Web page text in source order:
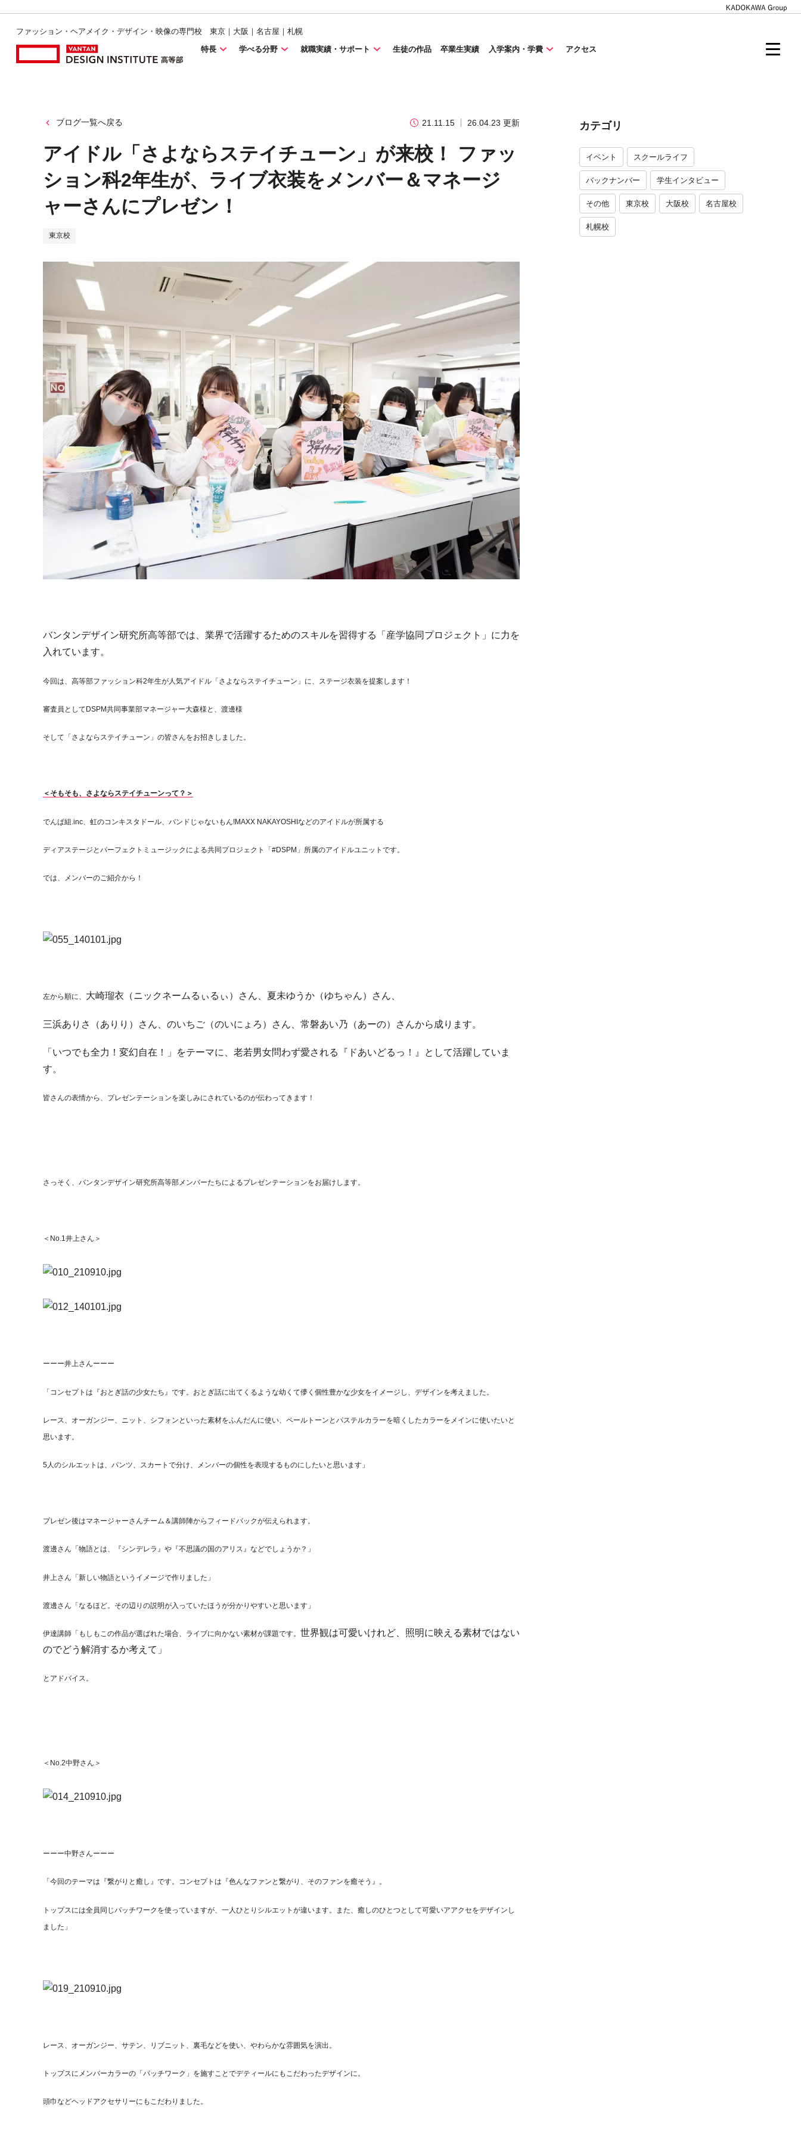
ファッション・ヘアメイク・デザイン・映像の専門校 東京｜大阪｜名古屋｜札幌
特長
学べる分野 就職実績・サポート 生徒の作品 卒業生実績 入学案内・学費 アクセス
ブログ一覧へ戻る 21.11.15 26.04.23 更新
アイドル「さよならステイチューン」が来校！ ファッ
ション科2年生が、ライブ衣装をメンバー＆マネージ
ャーさんにプレゼン！
東京校
バンタンデザイン研究所高等部では、業界で活躍するためのスキルを習得する「産学協同プロジェクト」に力を
入れています。
今回は、高等部ファッション科2年生が人気アイドル「さよならステイチューン」に、ステージ衣装を提案します！
審査員としてDSPM共同事業部マネージャー大森様と、渡邊様
そして「さよならステイチューン」の皆さんをお招きしました。
＜そもそも、さよならステイチューンって？＞
でんぱ組.inc、虹のコンキスタドール、バンドじゃないもん!MAXX NAKAYOSHIなどのアイドルが所属する
ディアステージとパーフェクトミュージックによる共同プロジェクト「#DSPM」所属のアイドルユニットです。
では、メンバーのご紹介から！
左から順に、 大崎瑠衣（ニックネームるぃるぃ）さん、夏未ゆうか（ゆちゃん）さん、
三浜ありさ（ありり）さん、のいちご（のいにょろ）さん、常磐あい乃（あーの）さんから成ります。
「いつでも全力！変幻自在！」をテーマに、老若男女問わず愛される『ドあいどるっ！』として活躍していま
す。
皆さんの表情から、プレゼンテーションを楽しみにされているのが伝わってきます！
さっそく、バンタンデザイン研究所高等部メンバーたちによるプレゼンテーションをお届けします。
＜No.1井上さん＞
ーーー井上さんーーー
「コンセプトは『おとぎ話の少女たち』です。おとぎ話に出てくるような幼くて儚く個性豊かな少女をイメージし、デザインを考えました。
レース、オーガンジー、ニット、シフォンといった素材をふんだんに使い、ペールトーンとパステルカラーを暗くしたカラーをメインに使いたいと
思います。
5人のシルエットは、パンツ、スカートで分け、メンバーの個性を表現するものにしたいと思います」
プレゼン後はマネージャーさんチーム＆講師陣からフィードバックが伝えられます。
渡邊さん「物語とは、『シンデレラ』や『不思議の国のアリス』などでしょうか？」
井上さん「新しい物語というイメージで作りました」
渡邊さん「なるほど。その辺りの説明が入っていたほうが分かりやすいと思います」
伊達講師「もしもこの作品が選ばれた場合、ライブに向かない素材が課題です。 世界観は可愛いけれど、照明に映える素材ではない
のでどう解消するか考えて」
とアドバイス。
＜No.2中野さん＞
ーーー中野さんーーー
「今回のテーマは『繋がりと癒し』です。コンセプトは『色んなファンと繋がり、そのファンを癒そう』。
トップスには全員同じパッチワークを使っていますが、一人ひとりシルエットが違います。また、癒しのひとつとして可愛いアアクセをデザインし
ました」
レース、オーガンジー、サテン、リブニット、裏毛などを使い、やわらかな雰囲気を演出。
トップスにメンバーカラーの「パッチワーク」を施すことでデティールにもこだわったデザインに。
頭巾などヘッドアクセサリーにもこだわりました。
カテゴリ
イベント スクールライフ
バックナンバー 学生インタビュー
その他 東京校 大阪校 名古屋校
札幌校